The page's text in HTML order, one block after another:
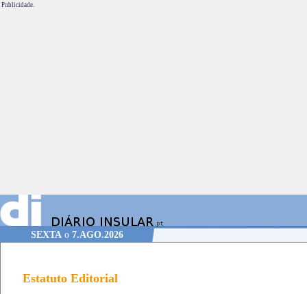
Publicidade.
SEXTA o 7.AGO.2026
Estatuto Editorial